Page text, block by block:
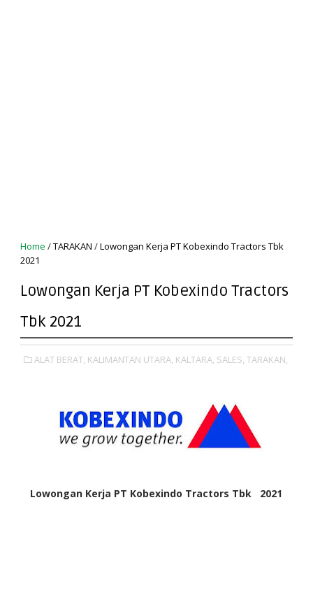
Home /TARAKAN /Lowongan Kerja PT Kobexindo Tractors Tbk
2021
Lowongan Kerja PT Kobexindo Tractors
Tbk 2021
ALAT BERAT, KALIMANTAN UTARA, KALTARA, SALES, TARAKAN,
Lowongan Kerja PT Kobexindo Tractors Tbk 2021